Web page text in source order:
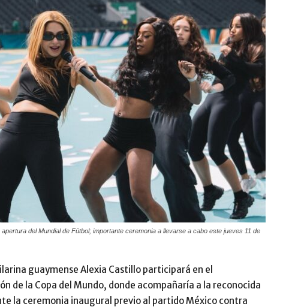
del Mundial de Fútbol; importante ceremonia a llevarse a cabo este jueves 11 de
guaymense Alexia Castillo participará en el
de la Copa del Mundo, donde acompañaría a la reconocida
la ceremonia inaugural previo al partido México contra